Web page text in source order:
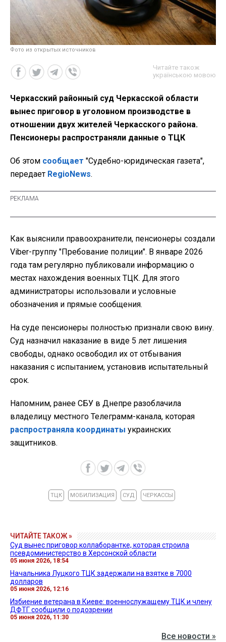
Фото из открытых источников
Читайте також
українською мовою
Черкасский районный суд Черкасской области
вынес приговор в уголовном производстве в
отношении двух жителей Черкасского района.
Пенсионеры распространяли данные о ТЦК
Об этом сообщает "Судебно-юридическая газета",
передает RegioNews.
Как выяснили правоохранители, пенсионеры создали
Viber-группу "Пребование полиции". В январе 2026
года там регулярно публиковали информацию о
местах нахождения военных ТЦК. Для этого
администраторы использовали и условные
обозначения и прямые сообщения.
На суде пенсионеры полностью признали свою вину.
Суд назначил наказание в виде 5 лет лишения
свободы, однако освободил их от отбывания
наказания с испытанием, установив испытательный
срок.
Напомним, ранее СБУ в Днепре разоблачила
владелицу местного Телеграмм-канала, которая
распространяла координаты украинских
защитников.
ТЦК МОБИЛИЗАЦИЯ СУД ЧЕРКАССЫ
ЧИТАЙТЕ ТАКОЖ »
Суд вынес приговор коллаборантке, которая строила
псевдоминистерство в Херсонской области
05 июня 2026, 18:54
Начальника Луцкого ТЦК задержали на взятке в 7000
долларов
05 июня 2026, 12:16
Избиение ветерана в Киеве: военнослужащему ТЦК и члену
ДФТГ сообщили о подозрении
05 июня 2026, 11:30
Все новости »